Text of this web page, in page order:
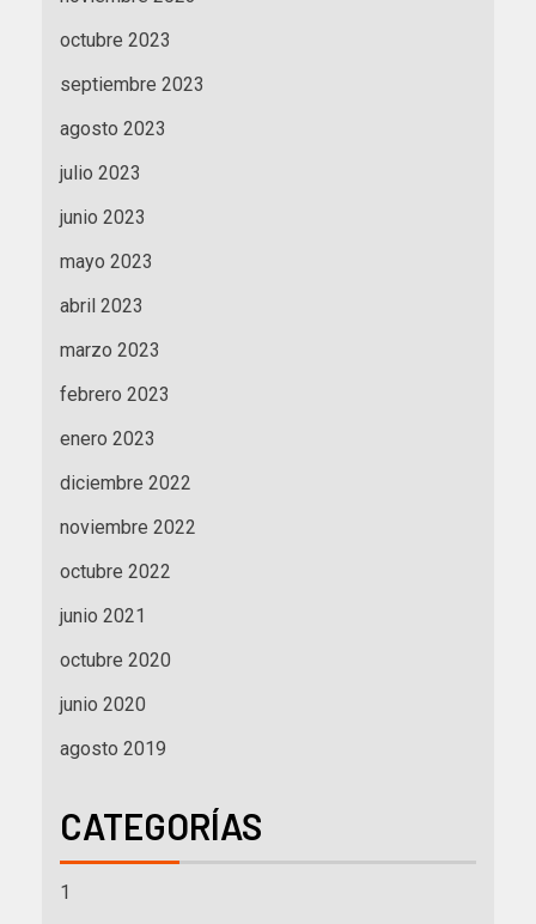
octubre 2023
septiembre 2023
agosto 2023
julio 2023
junio 2023
mayo 2023
abril 2023
marzo 2023
febrero 2023
enero 2023
diciembre 2022
noviembre 2022
octubre 2022
junio 2021
octubre 2020
junio 2020
agosto 2019
CATEGORÍAS
1